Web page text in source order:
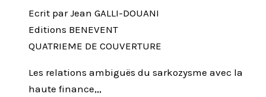
Ecrit par Jean GALLI-DOUANI
Editions BENEVENT
QUATRIEME DE COUVERTURE
Les relations ambiguës du sarkozysme avec la
haute finance,,,